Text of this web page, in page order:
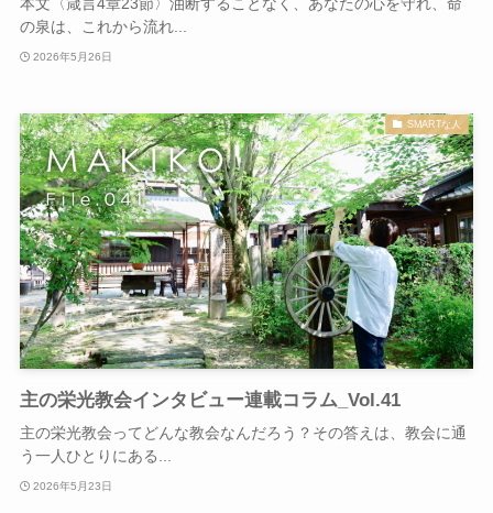
の泉は、これから流れ...
2026年5月26日
SMARTな人
主の栄光教会インタビュー連載コラム_Vol.41
主の栄光教会ってどんな教会なんだろう？その答えは、教会に通
う一人ひとりにある...
2026年5月23日